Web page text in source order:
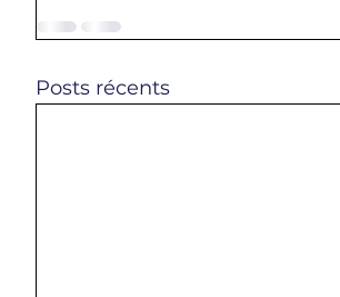
Posts récents